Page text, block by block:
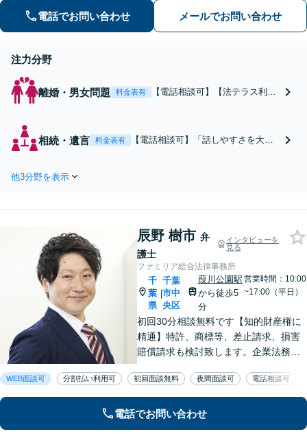
【葭川公園駅5分】
電話でお問い合わせ メールでお問い合わせ
注力分野
離婚・男女問題 料金表有
【電話相談可】【法テラス利用
ください」離婚後の生活を見据
えたアドバイスをします。財産
相続・遺言 料金表有
【電話相談可】「話しやすさを大切
前対策もサポートします【夜間・休
他3分野を表示
辰野 樹市 弁
護士
インタビューを
見る
ファミリア総合法律事務所
千
葉
県
|
千葉
市中
央区
葭川公園駅
から徒歩5
分
営業時間：10:00
~17:00（平日）
初回30分相談無料です【知的財産権に
精通】特許、商標等、差止請求、損害
賠償請求も検討致します。企業法務・
動産など分野の区別なく、複雑・特殊
な事案でも全力で対応します。千葉県
内に限らず、関東エリア内であれば出
WEB面談可 分割払い利用可 初回面談無料 夜間面談可 電話相談可
電話でお問い合わせ